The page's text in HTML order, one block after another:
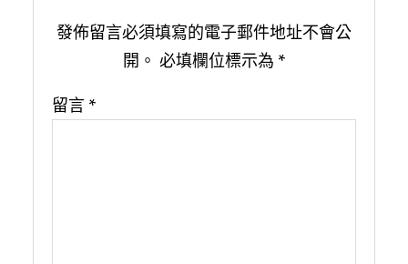
發佈留言必須填寫的電子郵件地址不會公
開。 必填欄位標示為 *
留言 *